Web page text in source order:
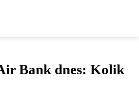
Bank dnes: Kolik